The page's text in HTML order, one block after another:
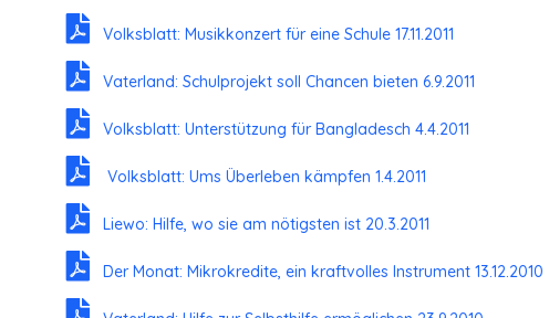
Volksblatt: Musikkonzert für eine Schule 17.11.2011
Vaterland: Schulprojekt soll Chancen bieten 6.9.2011
Volksblatt: Unterstützung für Bangladesch 4.4.2011
Volksblatt: Ums Überleben kämpfen 1.4.2011
Liewo: Hilfe, wo sie am nötigsten ist 20.3.2011
Der Monat: Mikrokredite, ein kraftvolles Instrument 13.12.2010